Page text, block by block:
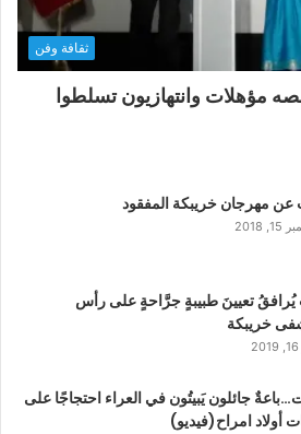
ثقافة وفن
مؤهلات وانتهازيون تسلطوا
عن مهرجان خريبكة المفقود
2018
تعيينَ طبيبةٍ جرَّاحةٍ على رأس
خريبكة
جائلون يَبيتُون في العراء احتجاجًا على
أولاد امراح(فيديو)